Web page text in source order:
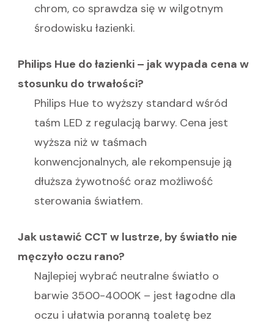
chrom, co sprawdza się w wilgotnym
środowisku łazienki.
Philips Hue do łazienki – jak wypada cena w
stosunku do trwałości?
Philips Hue to wyższy standard wśród
taśm LED z regulacją barwy. Cena jest
wyższa niż w taśmach
konwencjonalnych, ale rekompensuje ją
dłuższa żywotność oraz możliwość
sterowania światłem.
Jak ustawić CCT w lustrze, by światło nie
męczyło oczu rano?
Najlepiej wybrać neutralne światło o
barwie 3500-4000K – jest łagodne dla
oczu i ułatwia poranną toaletę bez